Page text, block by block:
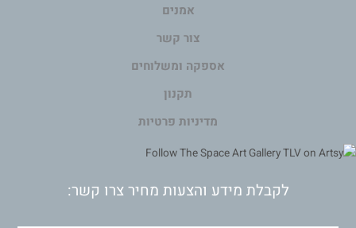
אמנים
צור קשר
אספקה ומשלוחים
תקנון
מדיניות פרטיות
לקבלת מידע והצעות מחיר צרו קשר: